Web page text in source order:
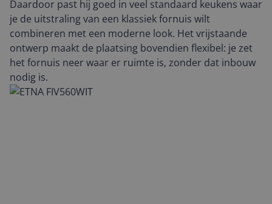
Daardoor past hij goed in veel standaard keukens waar
je de uitstraling van een klassiek fornuis wilt
combineren met een moderne look. Het vrijstaande
ontwerp maakt de plaatsing bovendien flexibel: je zet
het fornuis neer waar er ruimte is, zonder dat inbouw
nodig is.